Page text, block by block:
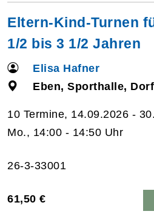
Eltern-Kind-Turnen
1/2 bis 3 1/2 Jahren
Elisa Hafner
Eben, Sporthalle,
10 Termine, 14.09.2026 -
Mo., 14:00 - 14:50 Uhr
26-3-33001
61,50 €